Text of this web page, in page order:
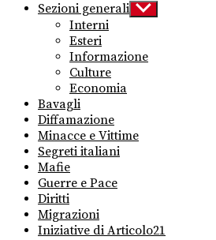
Sezioni generali Show
sub
Interni
Esteri
Informazione
Culture
Economia
Bavagli
Diffamazione
Minacce e Vittime
Segreti italiani
Mafie
Guerre e Pace
Diritti
Migrazioni
Iniziative di Articolo21